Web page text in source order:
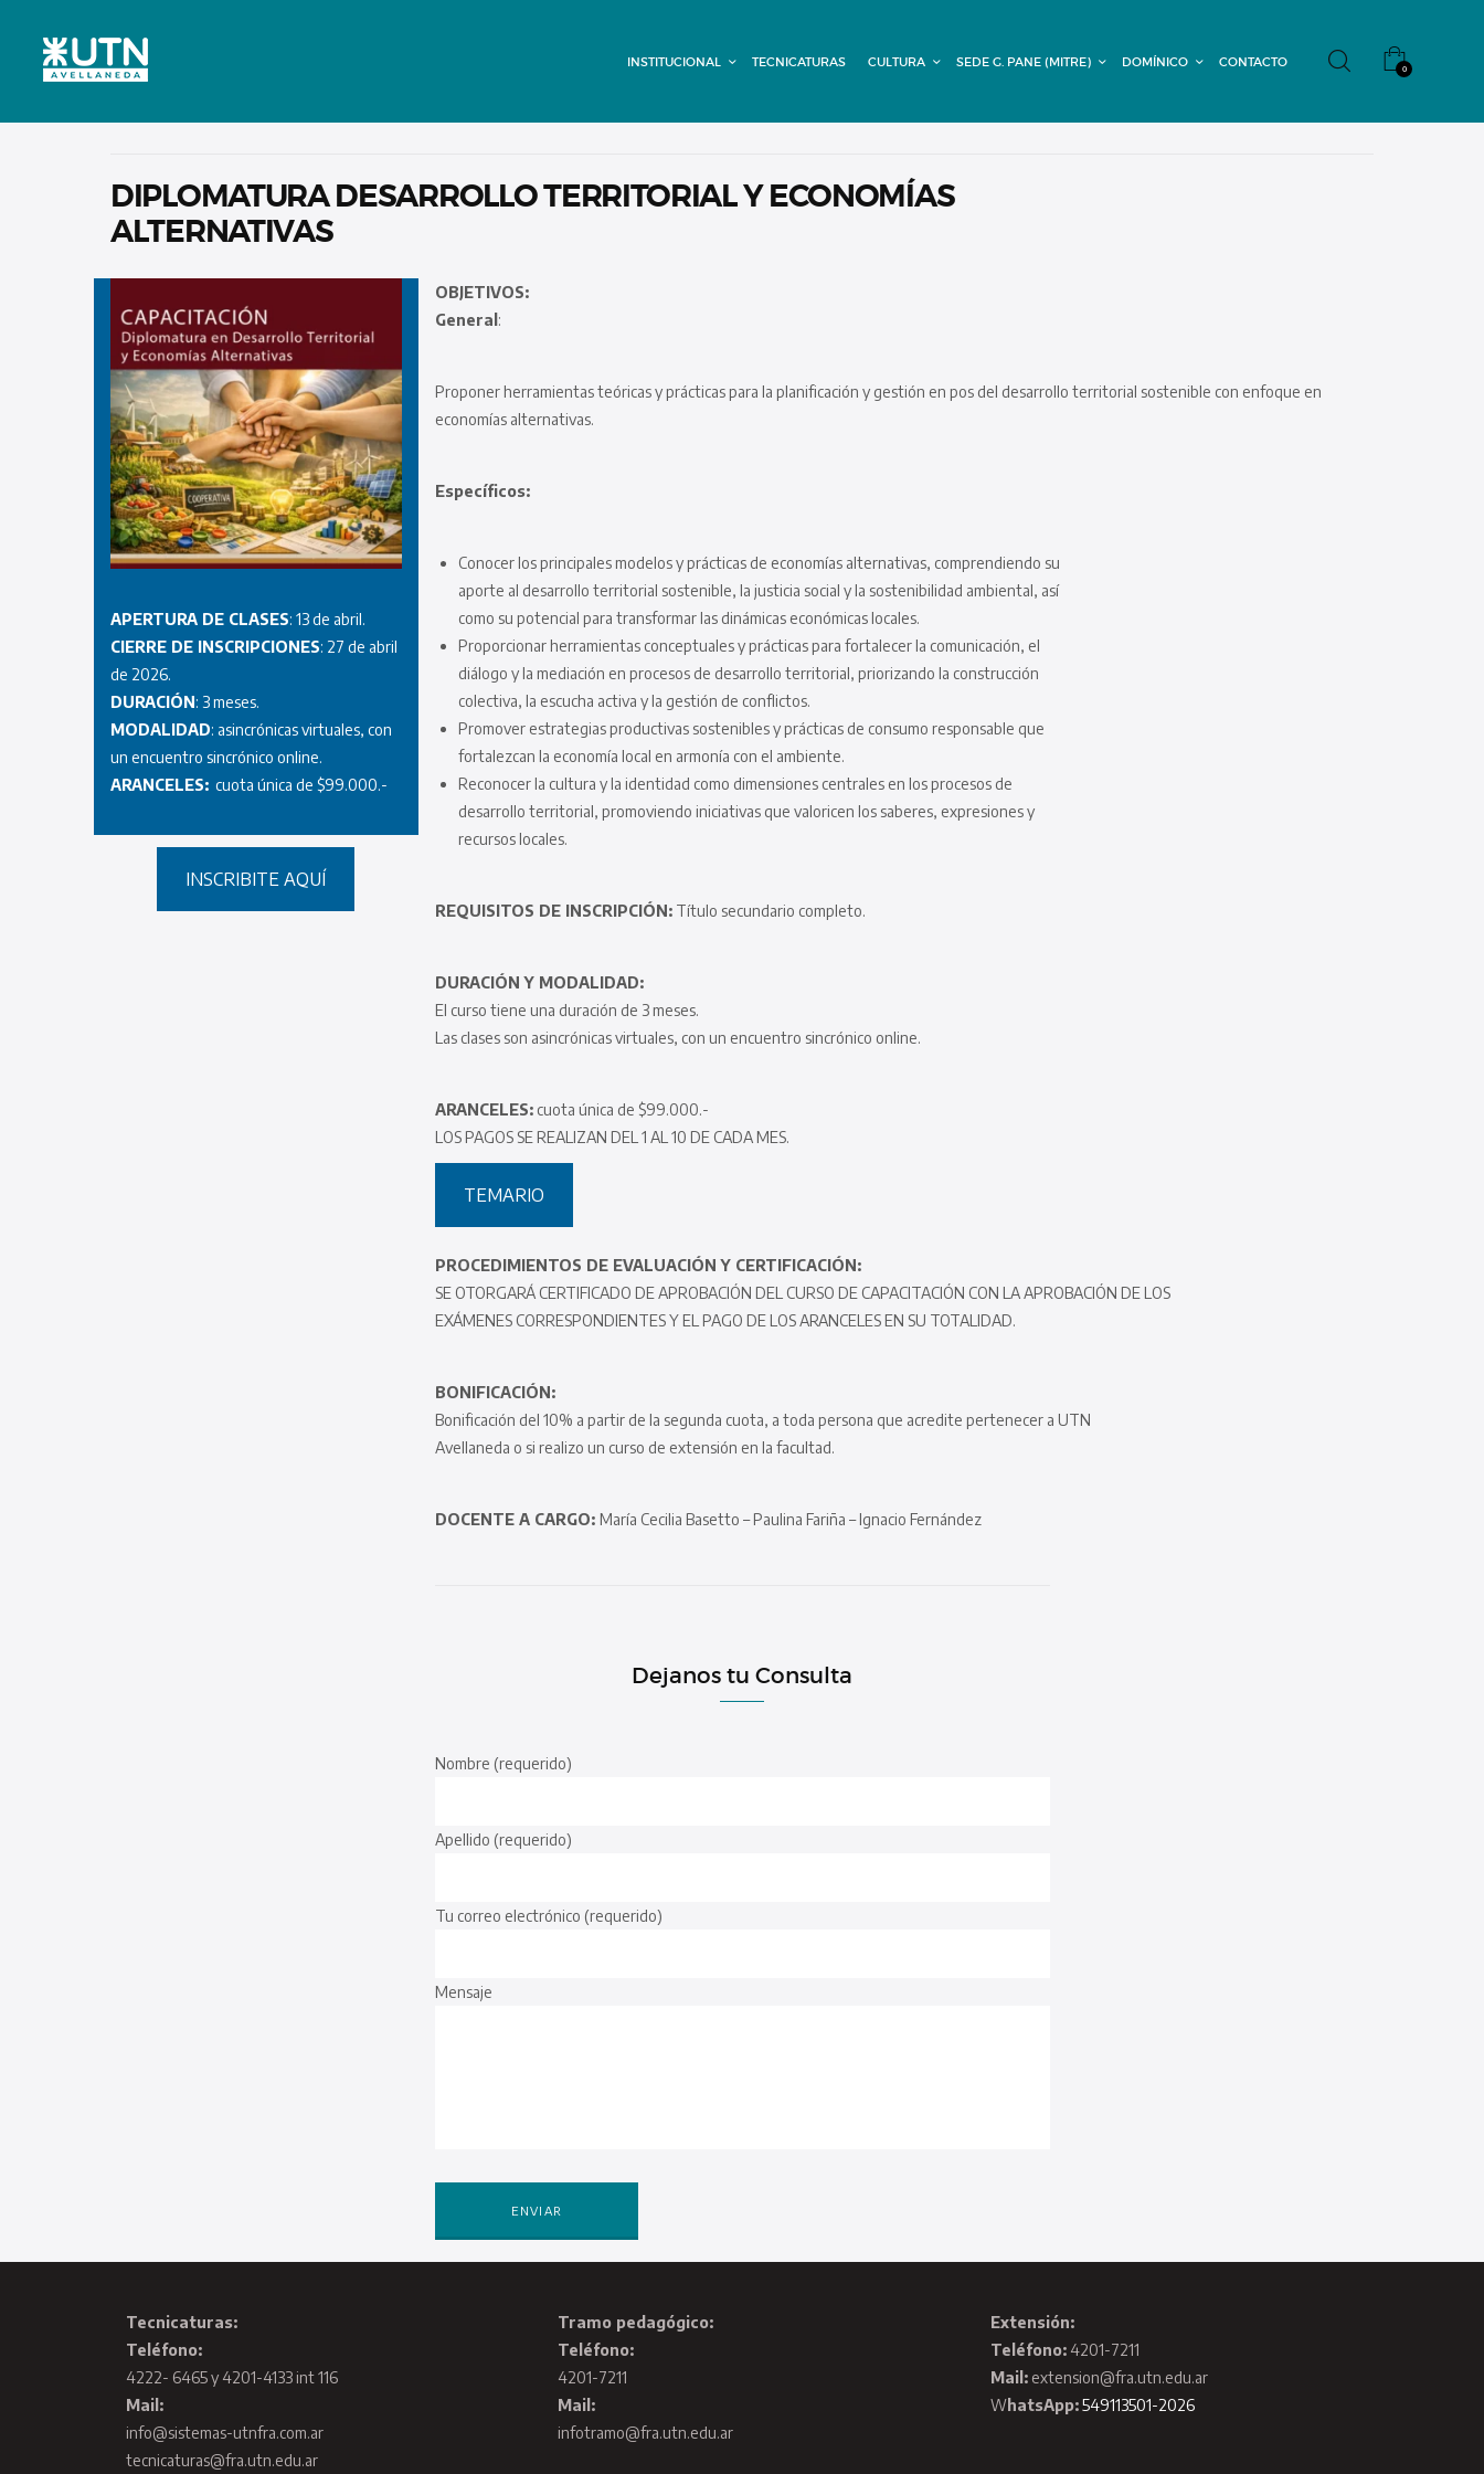
INSTITUCIONAL TECNICATURAS CULTURA SEDE G. PANE (MITRE) DOMÍNICO CONTACTO 0
SEDE G. PANE
DIPLOMATURA DESARROLLO TERRITORIAL Y ECONOMÍAS
ALTERNATIVAS
APERTURA DE CLASES: 13 de abril.
CIERRE DE INSCRIPCIONES: 27 de abril
de 2026.
DURACIÓN: 3 meses.
MODALIDAD: asincrónicas virtuales, con
un encuentro sincrónico online.
ARANCELES: cuota única de $99.000.-
INSCRIBITE AQUÍ
OBJETIVOS:
General :
Proponer herramientas teóricas y prácticas para la planificación y gestión en pos del desarrollo territorial sostenible con enfoque en
economías alternativas.
Específicos:
Conocer los principales modelos y prácticas de economías alternativas, comprendiendo su
aporte al desarrollo territorial sostenible, la justicia social y la sostenibilidad ambiental, así
como su potencial para transformar las dinámicas económicas locales.
Proporcionar herramientas conceptuales y prácticas para fortalecer la comunicación, el
diálogo y la mediación en procesos de desarrollo territorial, priorizando la construcción
colectiva, la escucha activa y la gestión de conflictos.
Promover estrategias productivas sostenibles y prácticas de consumo responsable que
fortalezcan la economía local en armonía con el ambiente.
Reconocer la cultura y la identidad como dimensiones centrales en los procesos de
desarrollo territorial, promoviendo iniciativas que valoricen los saberes, expresiones y
recursos locales.
REQUISITOS DE INSCRIPCIÓN:Título secundario completo.
DURACIÓN Y MODALIDAD:
El curso tiene una duración de 3 meses.
Las clases son asincrónicas virtuales, con un encuentro sincrónico online.
ARANCELES:cuota única de $99.000.-
LOS PAGOS SE REALIZAN DEL 1 AL 10 DE CADA MES.
TEMARIO
PROCEDIMIENTOS DE EVALUACIÓN Y CERTIFICACIÓN:
SE OTORGARÁ CERTIFICADO DE APROBACIÓN DEL CURSO DE CAPACITACIÓN CON LA APROBACIÓN DE LOS
EXÁMENES CORRESPONDIENTES Y EL PAGO DE LOS ARANCELES EN SU TOTALIDAD.
BONIFICACIÓN:
Bonificación del 10% a partir de la segunda cuota, a toda persona que acredite pertenecer a UTN
Avellaneda o si realizo un curso de extensión en la facultad.
DOCENTE A CARGO: María Cecilia Basetto – Paulina Fariña – Ignacio Fernández
Dejanos tu Consulta
Nombre (requerido)
Apellido (requerido)
Tu correo electrónico (requerido)
Mensaje
Tecnicaturas:
Teléfono:
4222- 6465 y 4201-4133 int 116
Mail:
info@sistemas-utnfra.com.ar
tecnicaturas@fra.utn.edu.ar
Tramo pedagógico:
Teléfono:
4201-7211
Mail:
infotramo@fra.utn.edu.ar
Extensión:
Teléfono:4201-7211
Mail:extension@fra.utn.edu.ar
WhatsApp:549113501-2026